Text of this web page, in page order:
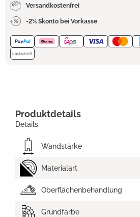
Versandkostenfrei
-2% Skonto bei Vorkasse
Lastschrift
Produktdetails
Details:
Wandstärke
Materialart
Oberflächenbehandlung
Grundfarbe